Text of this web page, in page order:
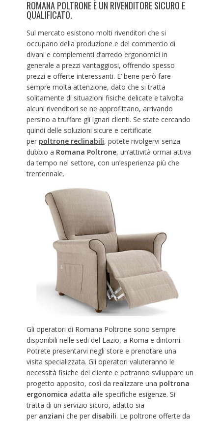
ROMANA POLTRONE È UN RIVENDITORE SICURO E
QUALIFICATO.
Sul mercato esistono molti rivenditori che si
occupano della produzione e del commercio di
divani e complementi d’arredo ergonomici in
generale a prezzi vantaggiosi, offrendo spesso
prezzi e offerte interessanti. E’ bene però fare
sempre molta attenzione, dato che si tratta
solitamente di situazioni fisiche delicate e talvolta
alcuni rivenditori se ne approfittano, arrivando
persino a truffare gli ignari clienti. Se state cercando
quindi delle soluzioni sicure e certificate
per poltrone reclinabili, potete rivolgervi senza
dubbio a Romana Poltrone, un’attività ormai attiva
da tempo nel settore, con un’esperienza più che
trentennale.
Gli operatori di Romana Poltrone sono sempre
disponibili nelle sedi del Lazio, a Roma e dintorni.
Potrete presentarvi negli store e prenotare una
visita specializzata. Gli operatori valuteranno le
necessità fisiche del cliente e potranno sviluppare un
progetto apposito, così da realizzare una poltrona
ergonomica adatta alle specifiche esigenze. Si
tratta di un servizio sicuro, adatto sia
per anziani che per disabili. Le poltrone offerte da